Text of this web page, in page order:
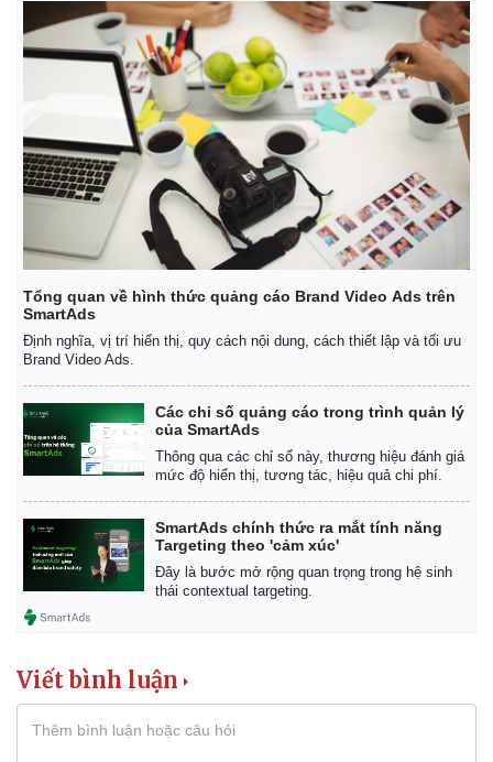
Kinh tế
Tổng quan về hình thức quảng cáo Brand Video Ads trên
SmartAds
Định nghĩa, vị trí hiển thị, quy cách nội dung, cách thiết lập và tối ưu
Brand Video Ads.
Các chỉ số quảng cáo trong trình quản lý
của SmartAds
Thông qua các chỉ số này, thương hiệu đánh giá
mức độ hiển thị, tương tác, hiệu quả chi phí.
SmartAds chính thức ra mắt tính năng
Targeting theo 'cảm xúc'
Đây là bước mở rộng quan trọng trong hệ sinh
thái contextual targeting.
Viết bình luận